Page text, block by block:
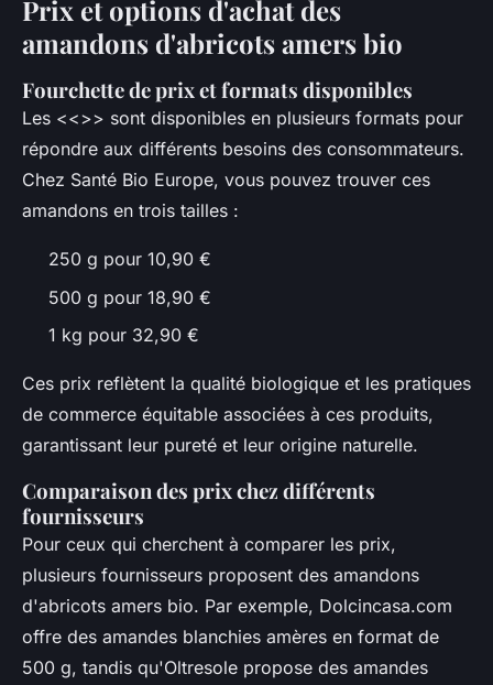
Prix et options d'achat des
amandons d'abricots amers bio
Fourchette de prix et formats disponibles
Les <<>> sont disponibles en plusieurs formats pour
répondre aux différents besoins des consommateurs.
Chez Santé Bio Europe, vous pouvez trouver ces
amandons en trois tailles :
250 g pour 10,90 €
500 g pour 18,90 €
1 kg pour 32,90 €
Ces prix reflètent la qualité biologique et les pratiques
de commerce équitable associées à ces produits,
garantissant leur pureté et leur origine naturelle.
Comparaison des prix chez différents
fournisseurs
Pour ceux qui cherchent à comparer les prix,
plusieurs fournisseurs proposent des amandons
d'abricots amers bio. Par exemple, Dolcincasa.com
offre des amandes blanchies amères en format de
500 g, tandis qu'Oltresole propose des amandes